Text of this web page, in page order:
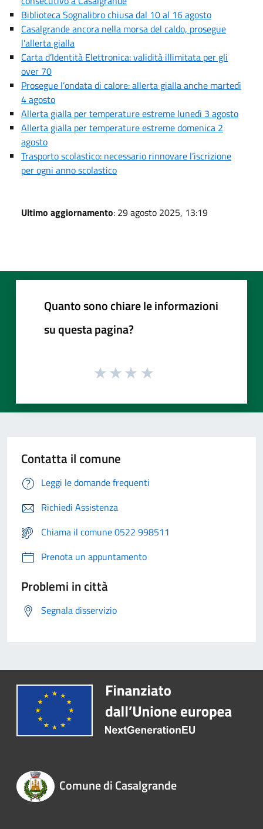
Biblioteca Sognalibro chiusa dal 10 al 16 agosto
Casalgrande ancora nella morsa del caldo, prosegue
l'allerta gialla
Carta d’Identità Elettronica: validità illimitata per gli
over 70
Prosegue l’ondata di calore: allerta gialla anche martedì
4 agosto
Allerta gialla per temperature estreme lunedì 3 agosto
Allerta gialla per temperature estreme domenica 2
agosto
Trasporto scolastico: necessario rinnovare l’iscrizione
per ogni anno scolastico
Ultimo aggiornamento: 29 agosto 2025, 13:19
Quanto sono chiare le informazioni
su questa pagina?
Contatta il comune
Leggi le domande frequenti
Richiedi Assistenza
Chiama il comune 0522 998511
Prenota un appuntamento
Problemi in città
Segnala disservizio
Comune di Casalgrande